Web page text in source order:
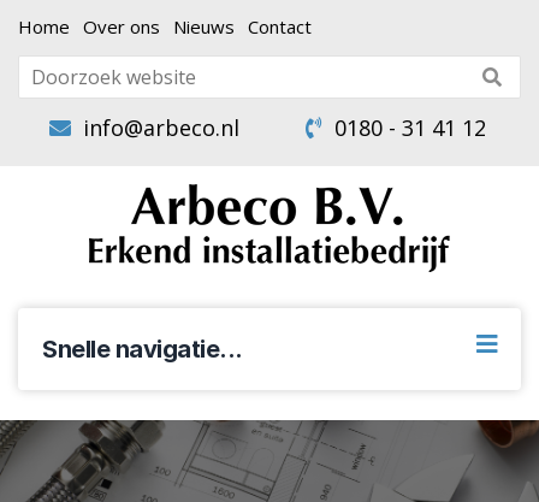
Home Over ons Nieuws Contact
info@arbeco.nl 0180 - 31 41 12
Snelle navigatie...